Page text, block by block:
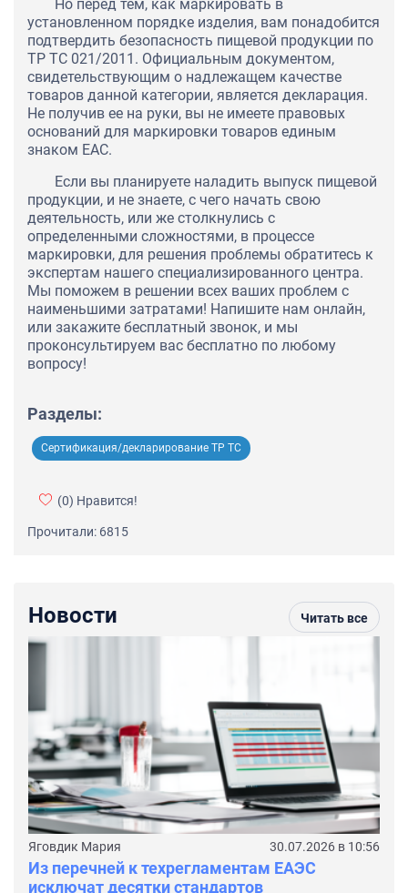
Но перед тем, как маркировать в
установленном порядке изделия, вам понадобится
подтвердить безопасность пищевой продукции по
ТР ТС 021/2011. Официальным документом,
свидетельствующим о надлежащем качестве
товаров данной категории, является декларация.
Не получив ее на руки, вы не имеете правовых
оснований для маркировки товаров единым
знаком ЕАС.
Если вы планируете наладить выпуск пищевой
продукции, и не знаете, с чего начать свою
деятельность, или же столкнулись с
определенными сложностями, в процессе
маркировки, для решения проблемы обратитесь к
экспертам нашего специализированного центра.
Мы поможем в решении всех ваших проблем с
наименьшими затратами! Напишите нам онлайн,
или закажите бесплатный звонок, и мы
проконсультируем вас бесплатно по любому
вопросу!
Разделы:
Сертификация/декларирование ТР ТС
(0) Нравится!
Прочитали: 6815
Новости Читать все
Яговдик Мария 30.07.2026 в 10:56
Из перечней к техрегламентам ЕАЭС
исключат десятки стандартов